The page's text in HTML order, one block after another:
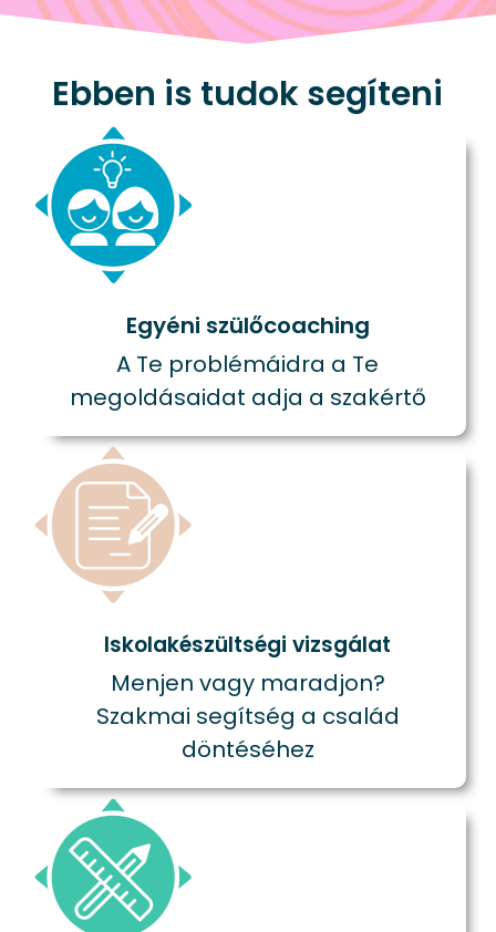
Ebben is tudok segíteni
Egyéni szülőcoaching
A Te problémáidra a Te
megoldásaidat adja a szakértő
Iskolakészültségi vizsgálat
Menjen vagy maradjon?
Szakmai segítség a család
döntéséhez